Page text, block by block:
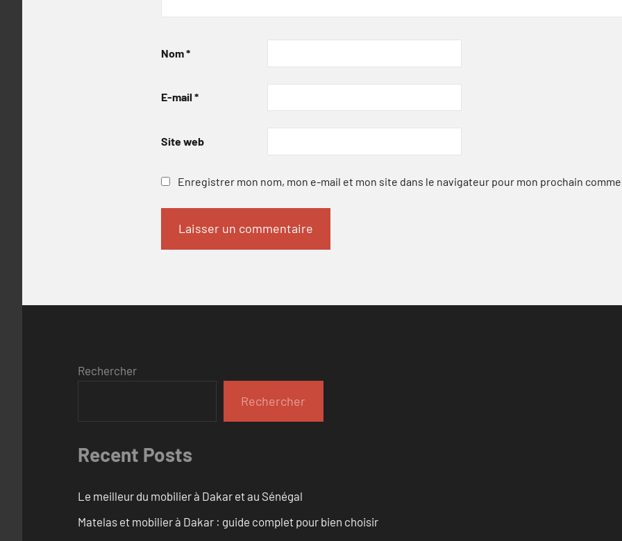
Nom*
E-mail *
Site web
Enregistrer mon nom, mon e-mail et mon site dans le navigateur pour mon prochain
Rechercher
Rechercher
Recent Posts
Le meilleur du mobilier à Dakar et au Sénégal
Matelas et mobilier à Dakar : guide complet pour bien choisir